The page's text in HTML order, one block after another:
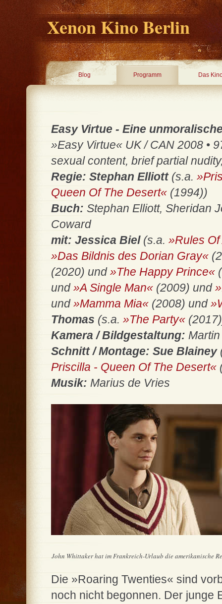
Xenon Kino Berlin
Blog Programm Das
Easy Virtue - Eine
»Easy Virtue« UK / CAN 2008 •
sexual content, brief partial
Regie: Stephan Elliott(s.a.
Queen Of The Desert« (1994))
Buch: Stephan Elliott, Sheridan
Coward
mit: Jessica Biel (s.a. »Rules
»Das Bildnis des Dorian Gray«
(2020) und»The Happy Prince«
und»A Single Man« (2009) und
und»Mamma Mia« (2008) und
Thomas (s.a. »The Party«
Kamera / Bildgestaltung:
Schnitt / Montage: Sue Blainey
Priscilla - Queen Of The Desert«
Musik: Marius de Vries
John Whittaker hat im Frankreich-Urlaub die amerikanische
Die »Roaring Twenties« sind
noch nicht begonnen. Der junge